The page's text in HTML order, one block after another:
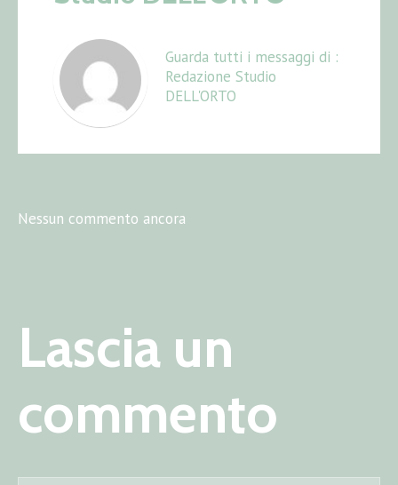
Guarda tutti i messaggi di :
Redazione Studio
DELL'ORTO
Nessun commento ancora
Lascia un
commento